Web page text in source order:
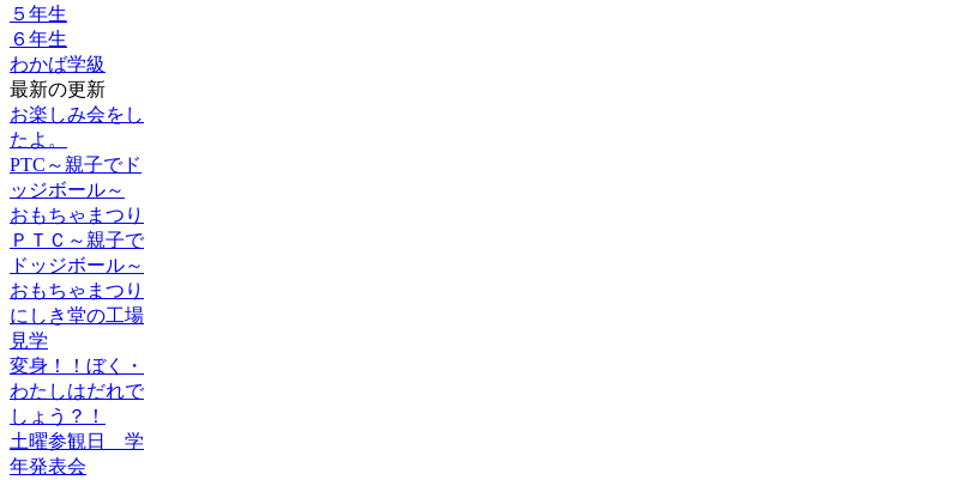
５年生
６年生
わかば学級
最新の更新
お楽しみ会をし
たよ。
PTC～親子でド
ッジボール～
おもちゃまつり
ＰＴＣ～親子で
ドッジボール～
おもちゃまつり
にしき堂の工場
見学
変身！！ぼく・
わたしはだれで
しょう？！
土曜参観日 学
年発表会